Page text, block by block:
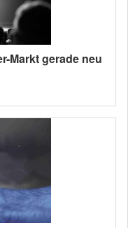
Markt gerade neu